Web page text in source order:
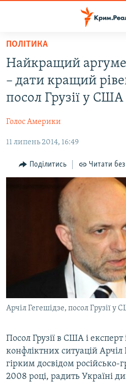
Перейти
основного
матеріалу
до
основної
Перейти
пошуку
ВОДА.КРИМ
ВІДЕО ТА ФОТО
БЛОГИ
ПОГЛЯД
ІНТЕРВ'Ю
СПЕЦПРОЕКТИ
ВІДЕОУРОКИ «ELIFBE»
СВІДЧЕННЯ ОКУПАЦІЇ
УКРАЇНСЬКА ПРОБЛЕМА КРИМУ
ЯК ОБІЙТИ БЛОКУВАННЯ
Усі сайти RFE/RL
ПОЛІТИКА
Найкращий
– дати кращий
посол Грузії у США
Голос Америки
11 липень 2014, 16:49
Поділитись Читати без
Арчіл Гегешідзе, посол Грузії у
Посол Грузії в США і
конфліктних ситуацій
гірким досвідом російсько-
2008 році, радить Україні